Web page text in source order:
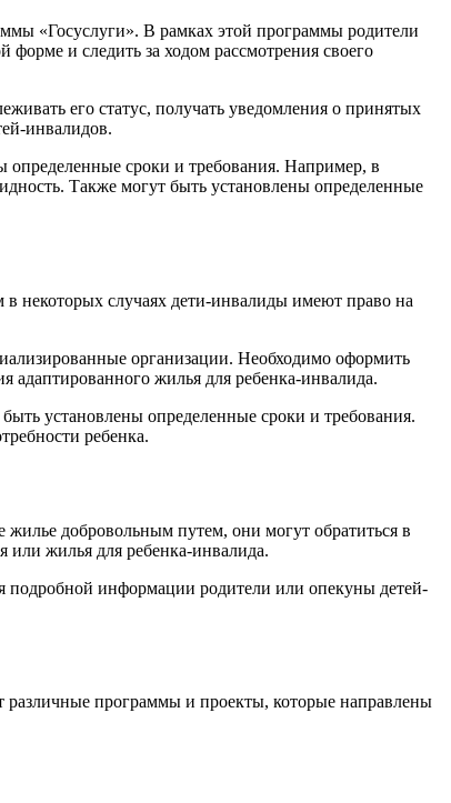
«Госуслуги». В рамках этой программы родители
и следить за ходом рассмотрения своего
его статус, получать уведомления о принятых
инвалидов.
определенные сроки и требования. Например, в
Также могут быть установлены определенные
в некоторых случаях дети-инвалиды имеют право на
организации. Необходимо оформить
адаптированного жилья для ребенка-инвалида.
установлены определенные сроки и требования.
ребенка.
добровольным путем, они могут обратиться в
или жилья для ребенка-инвалида.
подробной информации родители или опекуны детей-
различные программы и проекты, которые направлены